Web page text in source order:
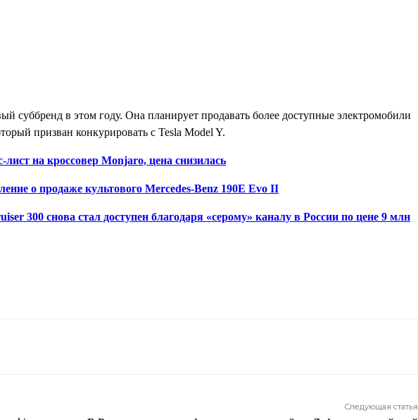
суббренд в этом году. Она планирует продавать более доступные электромобили
призван конкурировать с Tesla Model Y.
на кроссовер Monjaro, цена снизилась
о продаже культового Mercedes-Benz 190E Evo II
300 снова стал доступен благодаря «серому» каналу в России по цене 9 млн
Следующая статья